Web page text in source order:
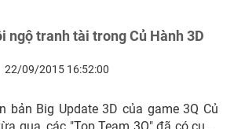
ngộ tranh tài trong Củ Hành 3D
22/09/2015 16:52:00
bản Big Update 3D của game 3Q Củ